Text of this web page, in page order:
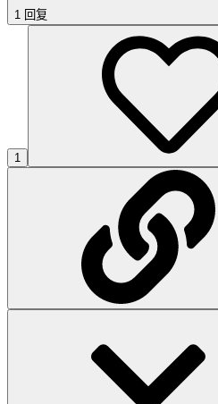
1 回复
1